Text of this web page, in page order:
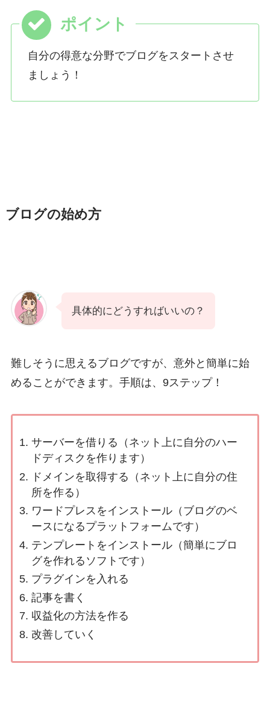
自分の得意な分野でブログをスタートさせ
ましょう！
ブログの始め方
具体的にどうすればいいの？
難しそうに思えるブログですが、意外と簡単に始
めることができます。手順は、9ステップ！
サーバーを借りる（ネット上に自分のハー
ドディスクを作ります）
ドメインを取得する（ネット上に自分の住
所を作る）
ワードプレスをインストール（ブログのベ
ースになるプラットフォームです）
テンプレートをインストール（簡単にブロ
グを作れるソフトです）
プラグインを入れる
記事を書く
収益化の方法を作る
改善していく